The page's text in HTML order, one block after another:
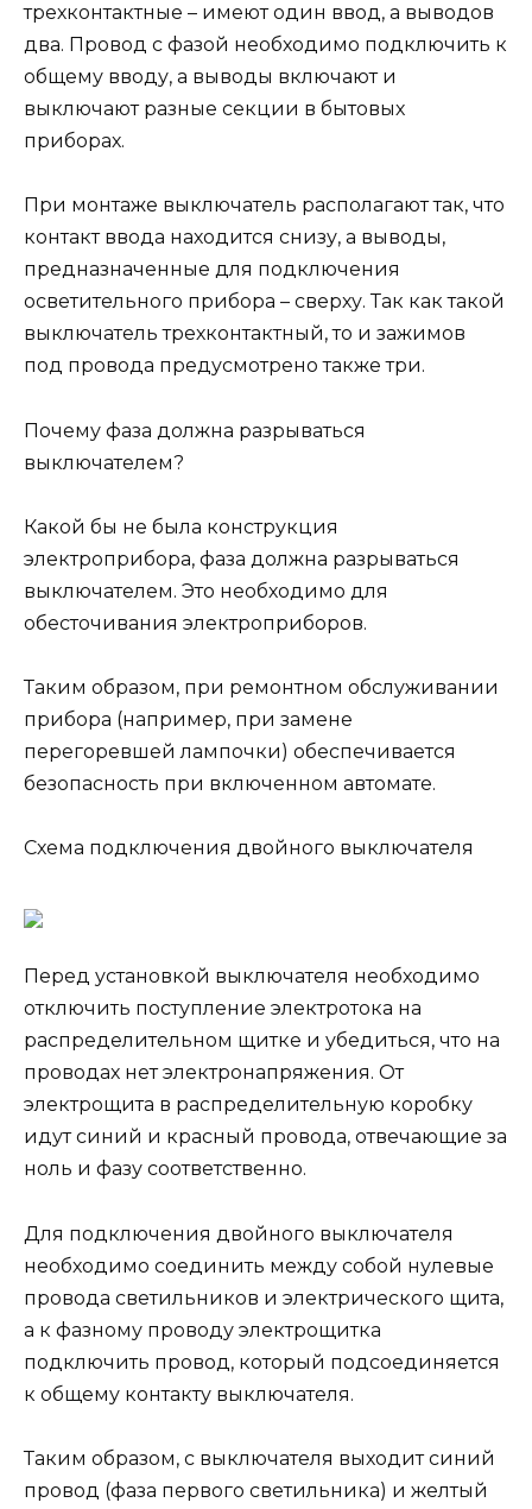
трехконтактные – имеют один ввод, а выводов
два. Провод с фазой необходимо подключить к
общему вводу, а выводы включают и
выключают разные секции в бытовых
приборах.
При монтаже выключатель располагают так, что
контакт ввода находится снизу, а выводы,
предназначенные для подключения
осветительного прибора – сверху. Так как такой
выключатель трехконтактный, то и зажимов
под провода предусмотрено также три.
Почему фаза должна разрываться
выключателем?
Какой бы не была конструкция
электроприбора, фаза должна разрываться
выключателем. Это необходимо для
обесточивания электроприборов.
Таким образом, при ремонтном обслуживании
прибора (например, при замене
перегоревшей лампочки) обеспечивается
безопасность при включенном автомате.
Схема подключения двойного выключателя
Перед установкой выключателя необходимо
отключить поступление электротока на
распределительном щитке и убедиться, что на
проводах нет электронапряжения. От
электрощита в распределительную коробку
идут синий и красный провода, отвечающие за
ноль и фазу соответственно.
Для подключения двойного выключателя
необходимо соединить между собой нулевые
провода светильников и электрического щита,
а к фазному проводу электрощитка
подключить провод, который подсоединяется
к общему контакту выключателя.
Таким образом, с выключателя выходит синий
провод (фаза первого светильника) и желтый